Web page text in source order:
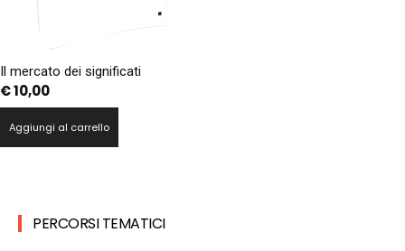
Il mercato dei significati
€10,00
Aggiungi al carrello
PERCORSI TEMATICI